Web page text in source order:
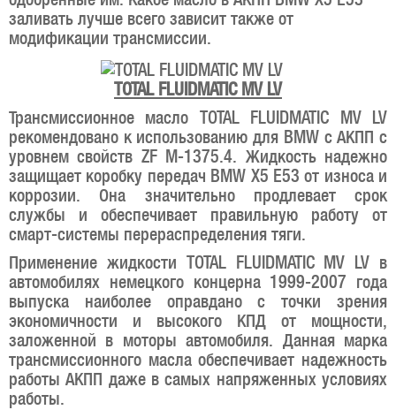
заливать лучше всего зависит также от
модификации трансмиссии.
TOTAL FLUIDMATIC MV LV
Трансмиссионное масло TOTAL FLUIDMATIC MV LV
рекомендовано к использованию для BMW с АКПП с
уровнем свойств ZF M-1375.4. Жидкость надежно
защищает коробку передач BMW X5 E53 от износа и
коррозии. Она значительно продлевает срок
службы и обеспечивает правильную работу от
смарт-системы перераспределения тяги.
Применение жидкости TOTAL FLUIDMATIC MV LV в
автомобилях немецкого концерна 1999-2007 года
выпуска наиболее оправдано с точки зрения
экономичности и высокого КПД от мощности,
заложенной в моторы автомобиля. Данная марка
трансмиссионного масла обеспечивает надежность
работы АКПП даже в самых напряженных условиях
работы.